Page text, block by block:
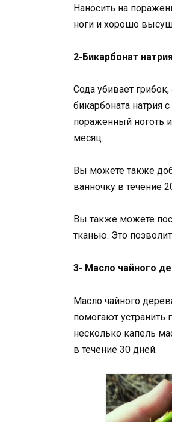
Наносить на
ноги и хорошо
2-Бикарбонат
Сода убивает
бикарбоната натрия
пораженный ноготь
месяц.
Вы можете также
ванночку в течение
Вы также можете
тканью. Это
3- Масло чайного
Масло чайного
помогают устранить
несколько капель
в течение 30 дней.